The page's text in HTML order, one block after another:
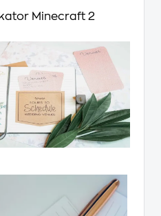
Minecraft 2